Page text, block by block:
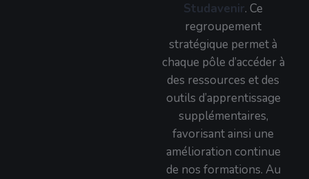
Studavenir. Ce
regroupement
stratégique permet à
chaque pôle d’accéder à
des ressources et des
outils d’apprentissage
supplémentaires,
favorisant ainsi une
amélioration continue
de nos formations. Au